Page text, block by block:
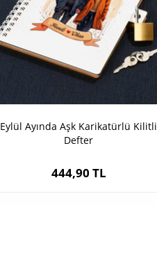
Eylül Ayında Aşk Karikatürlü Kilitli
Defter
444,90 TL